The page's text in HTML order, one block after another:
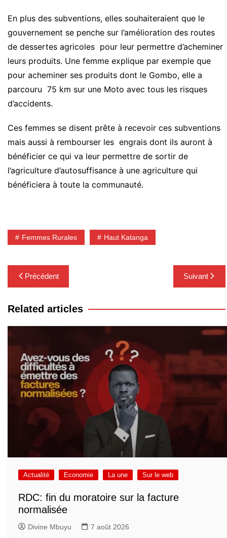
En plus des subventions, elles souhaiteraient que le
gouvernement se penche sur l’amélioration des routes
de dessertes agricoles pour leur permettre d’acheminer
leurs produits. Une femme explique par exemple que
pour acheminer ses produits dont le Gombo, elle a
parcouru 75 km sur une Moto avec tous les risques
d’accidents.
Ces femmes se disent prête à recevoir ces subventions
mais aussi à rembourser les engrais dont ils auront à
bénéficier ce qui va leur permettre de sortir de
l’agriculture d’autosuffisance à une agriculture qui
bénéficiera à toute la communauté.
Femmes Rurales Haut Katanga
Navigation
de
l’article
Précédent Suivant
Related articles
Actualité Economie La une Sur le web
RDC: fin du moratoire sur la facture
normalisée
Divine Mbuyu 7 août 2026